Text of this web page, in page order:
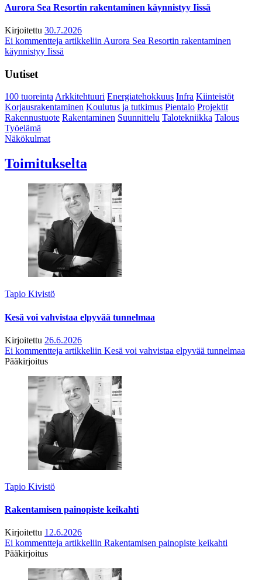
Aurora Sea Resortin rakentaminen käynnistyy Iissä
Kirjoitettu 30.7.2026
Ei kommentteja artikkeliin Aurora Sea Resortin rakentaminen
käynnistyy Iissä
Uutiset
100 tuoreintaArkkitehtuuri Energiatehokkuus Infra Kiinteistöt
Korjausrakentaminen Koulutus ja tutkimus Pientalo Projektit
Rakennustuote Rakentaminen Suunnittelu Talotekniikka Talous
Työelämä
Näkökulmat
Toimitukselta
Tapio Kivistö
Kesä voi vahvistaa elpyvää tunnelmaa
Kirjoitettu 26.6.2026
Ei kommentteja artikkeliin Kesä voi vahvistaa elpyvää tunnelmaa
Pääkirjoitus
Tapio Kivistö
Rakentamisen painopiste keikahti
Kirjoitettu 12.6.2026
Ei kommentteja artikkeliin Rakentamisen painopiste keikahti
Pääkirjoitus